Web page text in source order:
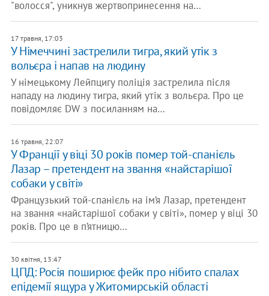
"волосся", уникнув жертвопринесення на…
17 травня, 17:03
У Німеччині застрелили тигра, який утік з
вольєра і напав на людину
У німецькому Лейпцигу поліція застрелила після
нападу на людину тигра, який утік з вольєра. Про це
повідомляє DW з посиланням на…
16 травня, 22:07
У Франції у віці 30 років помер той-спанієль
Лазар – претендент на звання «найстарішої
собаки у світі»
Французький той-спанієль на ім’я Лазар, претендент
на звання «найстарішої собаки у світі», помер у віці 30
років. Про це в п’ятницю…
30 квітня, 13:47
ЦПД: Росія поширює фейк про нібито спалах
епідемії ящура у Житомирській області